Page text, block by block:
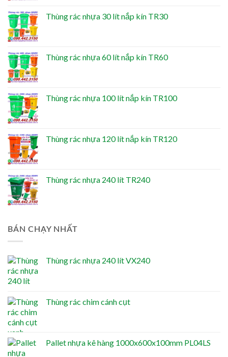
Thùng rác nhựa 30 lít nắp kín TR30
Thùng rác nhựa 60 lít nắp kín TR60
Thùng rác nhựa 100 lít nắp kín TR100
Thùng rác nhựa 120 lít nắp kín TR120
Thùng rác nhựa 240 lít TR240
BÁN CHẠY NHẤT
Thùng rác nhựa 240 lít VX240
Thùng rác chim cánh cụt
Pallet nhựa kê hàng 1000x600x100mm PL04LS